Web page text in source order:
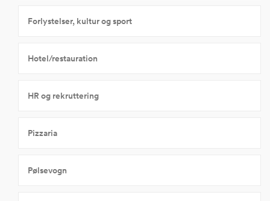
Forlystelser, kultur og sport
Hotel/restauration
HR og rekruttering
Pizzaria
Pølsevogn